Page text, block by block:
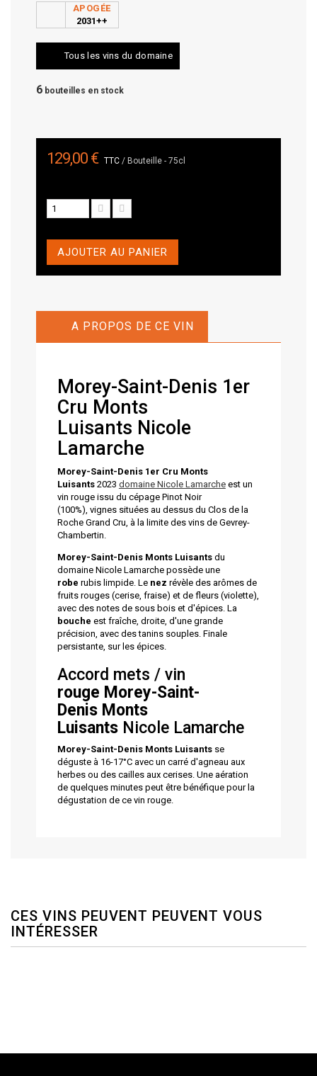
APOGÉE
2031++
Tous les vins du domaine
6 bouteilles en stock
129,00 € TTC/ Bouteille - 75cl
AJOUTER AU PANIER
A PROPOS DE CE VIN
Morey-Saint-Denis 1er
Cru Monts
Luisants Nicole
Lamarche
Morey-Saint-Denis 1er Cru Monts
Luisants2023 domaine Nicole Lamarcheest un
vin rouge issu du cépage Pinot Noir
(100%), vignes situées au dessus du Clos de la
Roche Grand Cru, à la limite des vins de Gevrey-
Chambertin.
Morey-Saint-Denis Monts Luisants du
domaine Nicole Lamarche possède une
robe rubis limpide. Le nez révèle des arômes de
fruits rouges (cerise, fraise) et de fleurs (violette),
avec des notes de sous bois et d'épices. La
bouche est fraîche, droite, d'une grande
précision, avec des tanins souples. Finale
persistante, sur les épices.
Accord mets / vin
rouge Morey-Saint-
Denis Monts
Luisants Nicole Lamarche
Morey-Saint-Denis Monts Luisants se
déguste à 16-17°C avec un carré d'agneau aux
herbes ou des cailles aux cerises. Une aération
de quelques minutes peut être bénéfique pour la
dégustation de ce vin rouge.
CES VINS PEUVENT PEUVENT VOUS
INTÉRESSER